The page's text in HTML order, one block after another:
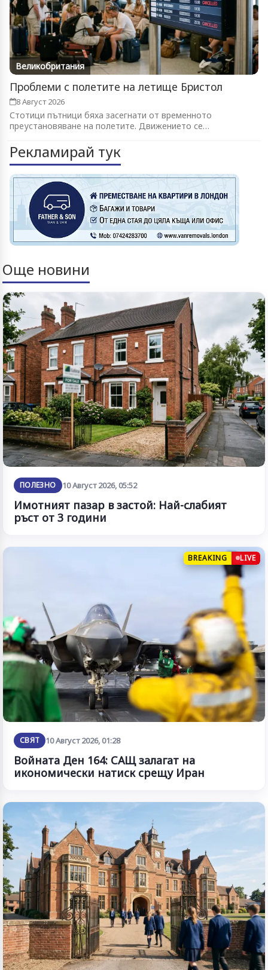
Великобритания
Проблеми с полетите на летище Бристол
8 Август 2026
Стотици пътници бяха засегнати от временното
преустановяване на полетите. Движението се
Рекламирай тук
Още новини
ПОЛЕЗНО 10 Август 2026, 05:52
Имотният пазар в застой: Най-слабият
ръст от 3 години
BREAKING LIVE
СВЯТ 10 Август 2026, 01:28
Войната Ден 164: САЩ залагат на
икономически натиск срещу Иран